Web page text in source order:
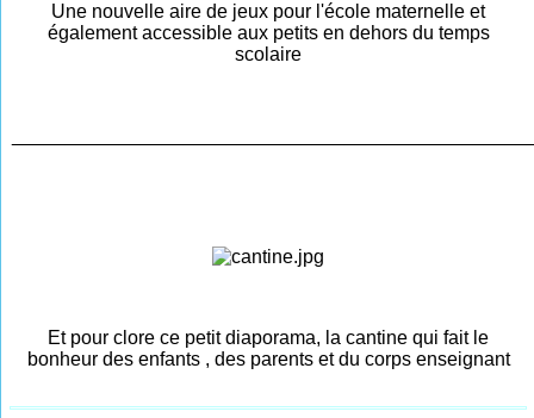
Une nouvelle aire de jeux pour l'école maternelle et
également accessible aux petits en dehors du temps
scolaire
Et pour clore ce petit diaporama, la cantine qui fait le
bonheur des enfants , des parents et du corps enseignant